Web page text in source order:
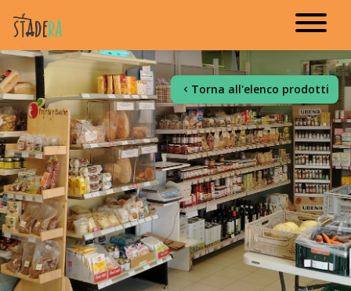
Torna all'elenco prodotti